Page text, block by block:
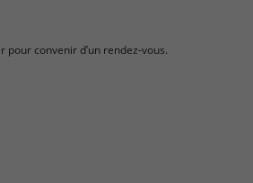
pour convenir d’un rendez-vous.